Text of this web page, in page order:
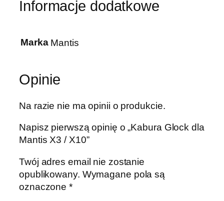
Informacje dodatkowe
Marka Mantis
Opinie
Na razie nie ma opinii o produkcie.
Napisz pierwszą opinię o „Kabura Glock dla
Mantis X3 / X10”
Twój adres email nie zostanie
opublikowany. Wymagane pola są
oznaczone*